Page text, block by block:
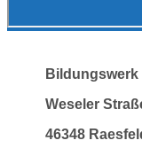
Bildungswerk
Weseler
46348